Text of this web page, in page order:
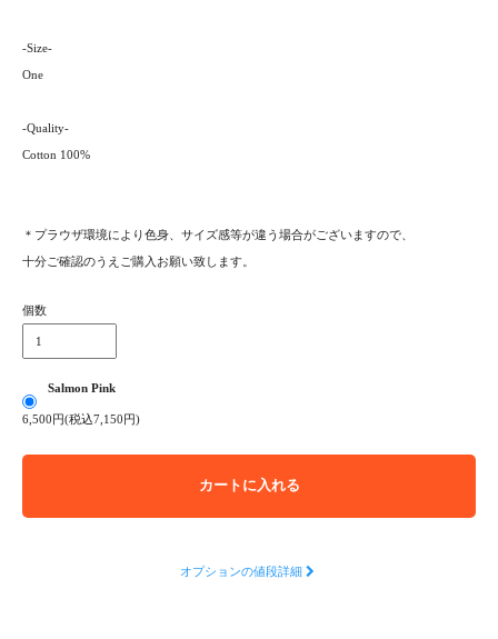
-Size-
One
-Quality-
Cotton 100%
＊プラウザ環境により色身、サイズ感等が違う場合がございますので、
十分ご確認のうえご購入お願い致します。
個数
Salmon Pink
6,500円(税込7,150円)
カートに入れる
オプションの値段詳細